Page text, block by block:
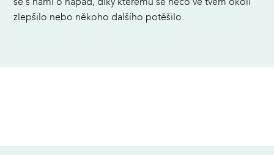
zlepšilo nebo někoho dalšího potěšilo.